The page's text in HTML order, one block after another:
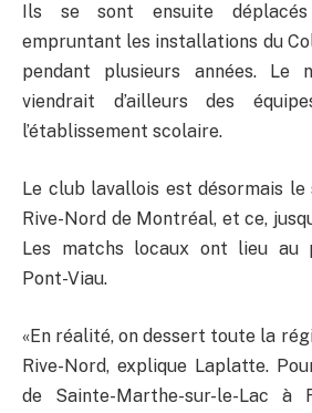
Ils se sont ensuite
empruntant les installations du
pendant plusieurs années. Le
viendrait d’ailleurs des
l’établissement scolaire.
Le club lavallois est désormais
Rive-Nord de Montréal, et ce,
Les matchs locaux ont lieu au
Pont-Viau.
«En réalité, on dessert toute la
Rive-Nord, explique Laplatte.
de Sainte-Marthe-sur-le-Lac à